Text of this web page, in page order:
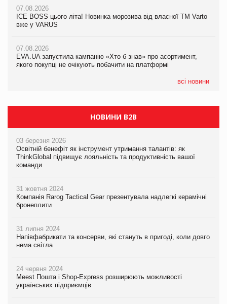
07.08.2026
ICE BOSS цього літа! Новинка морозива від власної ТМ Varto
вже у VARUS
07.08.2026
EVA.UA запустила кампанію «Хто б знав» про асортимент,
якого покупці не очікують побачити на платформі
всі новини
06.08.2026
Смачна новинка для хвостатих: у VARUS з’явилися паучі
05.08.2026
Мережа супермаркетів VARUS купує мережу магазинів
Продажі Hugo Boss впали на 9%
НОВИНИ B2B
03 березня 2026
Освітній бенефіт як інструмент утримання талантів: як
ThinkGlobal підвищує лояльність та продуктивність вашої
команди
31 жовтня 2024
Компанія Rarog Tactical Gear презентувала надлегкі керамічні
бронеплити
31 липня 2024
Напівфабрикати та консерви, які стануть в пригоді, коли довго
нема світла
24 червня 2024
Meest Пошта і Shop-Express розширюють можливості
українських підприємців